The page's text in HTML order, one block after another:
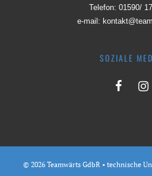
Telefon: 01590/
e-mail:
SOZIALE
© 2026 Teamwärts GdbR • technische